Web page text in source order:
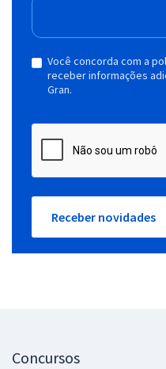
Você concorda com a
receber informações
Gran.
Receber novidades
Concursos